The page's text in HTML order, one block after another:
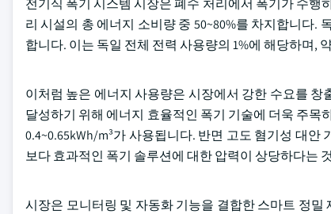
전기식 폭기 시스템 시장은 폐수 처리에서 폭기가 수행
리 시설의 총 에너지 소비량 중 50~80%를 차지합니다.
합니다. 이는 독일 전체 전력 사용량의 1%에 해당하며,
이처럼 높은 에너지 사용량은 시장에서 강한 수요를
달성하기 위해 에너지 효율적인 폭기 기술에 더욱 주
0.4~0.65kWh/m³가 사용됩니다. 반면 고도 혐기성 대
보다 효과적인 폭기 솔루션에 대한 압력이 상당하다는
시장은 모니터링 및 자동화 기능을 결합한 스마트 정밀